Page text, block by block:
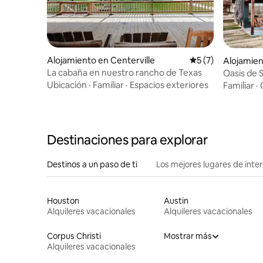
Alojamiento en Centerville Calificación
5 (7)
La cabaña en nuestro rancho de Texas
Ubicación · Familiar · Espacios exteriores
Oasis de
Familiar ·
Destinaciones para explorar
Destinos a un paso de ti Los mejores lugares de
Houston
Alquileres vacacionales
Austin
Alquileres vacacionales
Corpus Christi
Alquileres vacacionales
Mostrar más